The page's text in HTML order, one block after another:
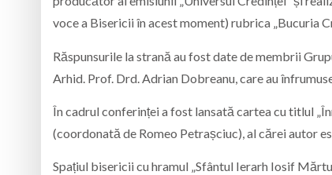
voce a Bisericii în acest moment) rubrica „Bucuria
Răspunsurile la strană au fost date de membrii
Arhid. Prof. Drd. Adrian Dobreanu, care au
În cadrul conferinței a fost lansată cartea cu titlul
(coordonată de Romeo Petrașciuc), al cărei autor
Spațiul bisericii cu hramul „Sfântul Ierarh Iosif